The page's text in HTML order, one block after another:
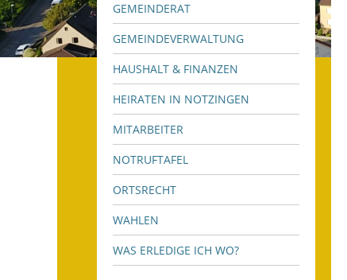
GEMEINDERAT
GEMEINDEVERWALTUNG
HAUSHALT & FINANZEN
HEIRATEN IN NOTZINGEN
MITARBEITER
NOTRUFTAFEL
ORTSRECHT
WAHLEN
WAS ERLEDIGE ICH WO?